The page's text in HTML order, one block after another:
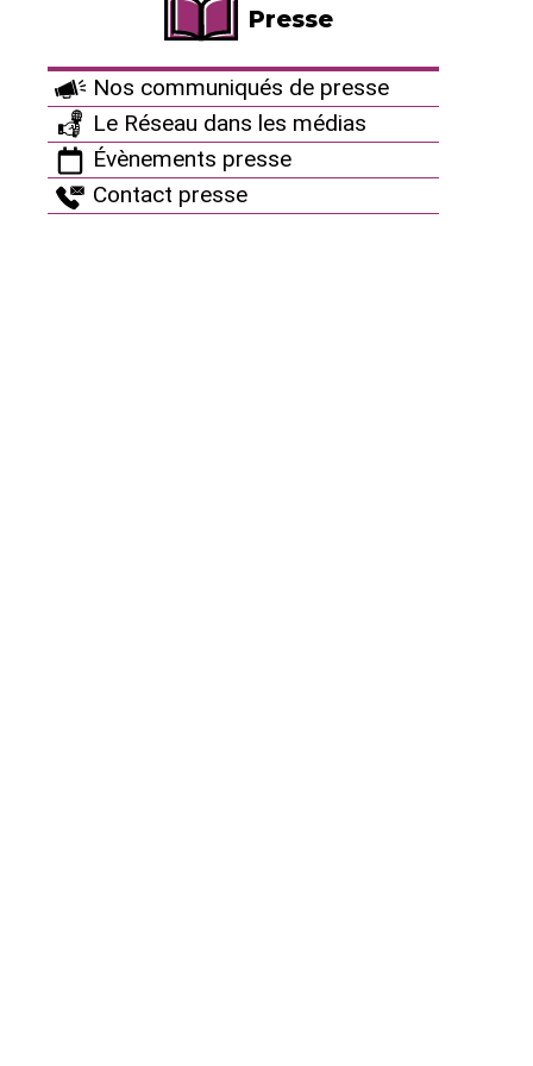
Presse
Nos communiqués de presse
Le Réseau dans les médias
Évènements presse
Contact presse
catastrophes, c’est ce
qu’induit la résilience.
Les pouvoirs publics
véhiculent ainsi l’idée
que les catastrophes
sont inévitables, et qu’il